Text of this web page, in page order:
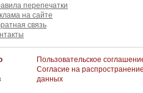
перепечатки
на сайте
связь
Пользовательское
Согласие на
данных